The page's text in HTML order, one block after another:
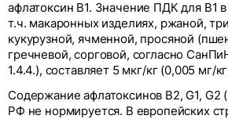
афлатоксин В1. Значение ПДК для В1
т.ч. макаронных изделиях, ржаной,
кукурузной, ячменной, просяной
гречневой, сорговой, согласно
1.4.4.), составляет 5 мкг/кг (0,005 мг/
Содержание афлатоксинов В2, G1, G2
РФ не нормируется. В европейских